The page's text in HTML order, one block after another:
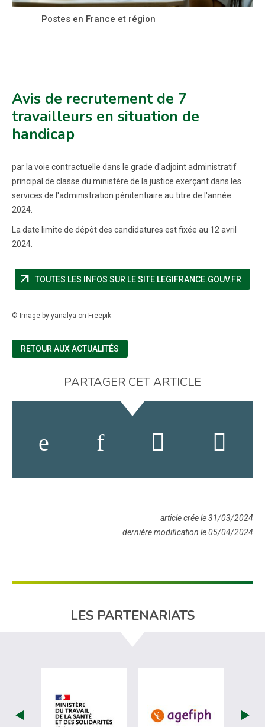
Postes en France et région
Avis de recrutement de 7
travailleurs en situation de
handicap
par la voie contractuelle dans le grade d'adjoint administratif
principal de classe du ministère de la justice exerçant dans les
services de l'administration pénitentiaire au titre de l'année
2024.
La date limite de dépôt des candidatures est fixée au 12 avril
2024.
arrow_outward TOUTES LES INFOS SUR LE SITE LEGIFRANCE.GOUV.FR
© Image by yanalya on Freepik
RETOUR AUX ACTUALITÉS
PARTAGER CET ARTICLE
article crée le 31/03/2024
dernière modification le 05/04/2024
LES PARTENARIATS
visiter les site de Ministère du travail
visiter les